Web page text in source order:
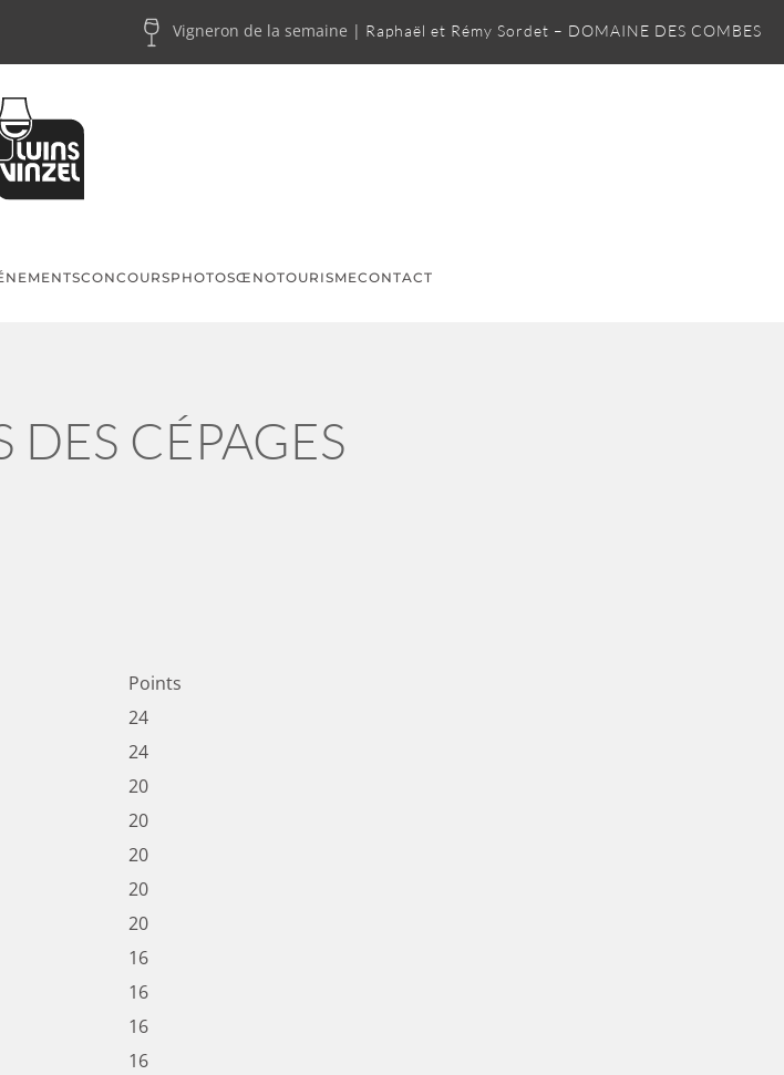
Vigneron de la semaine | Raphaël et Rémy Sordet – DOMAINE DES COMBES
CONCOURSPHOTOSŒNOTOURISMECONTACT
CÉPAGES
Points
24
24
20
20
20
20
20
16
16
16
16